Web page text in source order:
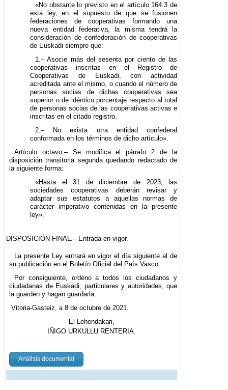
«No obstante lo previsto en el artículo 164.3 de
esta ley, en el supuesto de que se fusionen
federaciones de cooperativas formando una
nueva entidad federativa, la misma tendrá la
consideración de confederación de cooperativas
de Euskadi siempre que:
1.– Asocie más del sesenta por ciento de las
cooperativas inscritas en el Registro de
Cooperativas de Euskadi, con actividad
acreditada ante el mismo, o cuando el número de
personas socias de dichas cooperativas sea
superior o de idéntico porcentaje respecto al total
de personas socias de las cooperativas activas e
inscritas en el citado registro.
2.– No exista otra entidad confederal
conformada en los términos de dicho artículo».
Artículo octavo.– Se modifica el párrafo 2 de la
disposición transitoria segunda quedando redactado de
la siguiente forma:
«Hasta el 31 de diciembre de 2023, las
sociedades cooperativas deberán revisar y
adaptar sus estatutos a aquellas normas de
carácter imperativo contenidas en la presente
ley».
DISPOSICIÓN FINAL.– Entrada en vigor.
La presente Ley entrará en vigor el día siguiente al de
su publicación en el Boletín Oficial del País Vasco.
Por consiguiente, ordeno a todos los ciudadanos y
ciudadanas de Euskadi, particulares y autoridades, que
la guarden y hagan guardarla.
Vitoria-Gasteiz, a 8 de octubre de 2021.
El Lehendakari,
IÑIGO URKULLU RENTERIA.
Análisis documental